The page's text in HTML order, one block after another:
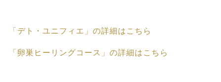
「デト・ユニフィエ」の詳細はこちら
「卵巣ヒーリングコース」の詳細はこちら